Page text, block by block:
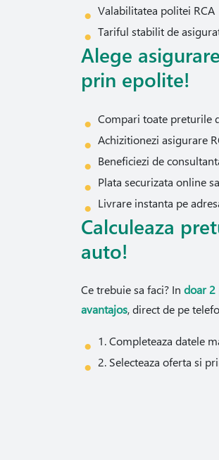
Valabilitatea politei RCA
Tariful stabilit de
Alege
prin epolite!
Compari toate preturile
Achizitionezi asigurare
Beneficiezi de
Plata securizata online
Livrare instanta pe
Calculeaza
auto!
Ce trebuie sa faci? In doar 2
avantajos, direct de pe
1. Completeaza datele
2. Selecteaza oferta si